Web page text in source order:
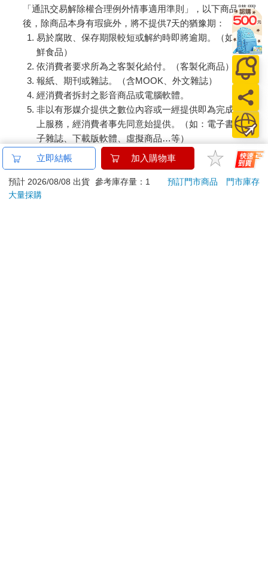
「通訊交易解除權合理例外情事適用準則」，以下商品購買
後，除商品本身有瑕疵外，將不提供7天的猶豫期：
易於腐敗、保存期限較短或解約時即將逾期。（如：生
鮮食品）
依消費者要求所為之客製化給付。（客製化商品）
報紙、期刊或雜誌。（含MOOK、外文雜誌）
經消費者拆封之影音商品或電腦軟體。
非以有形媒介提供之數位內容或一經提供即為完成之線
上服務，經消費者事先同意始提供。（如：電子書、電
子雜誌、下載版軟體、虛擬商品…等）
已拆封之個人衛生用品。（如：內衣褲、刮鬍刀、除毛
刀…等）
若非上列種類商品，均享有到貨7天的猶豫期（含例假
日）。
立即結帳 加入購物車
預計 2026/08/08 出貨 參考庫存量：1 預訂門市商品
門市庫存
大量採購